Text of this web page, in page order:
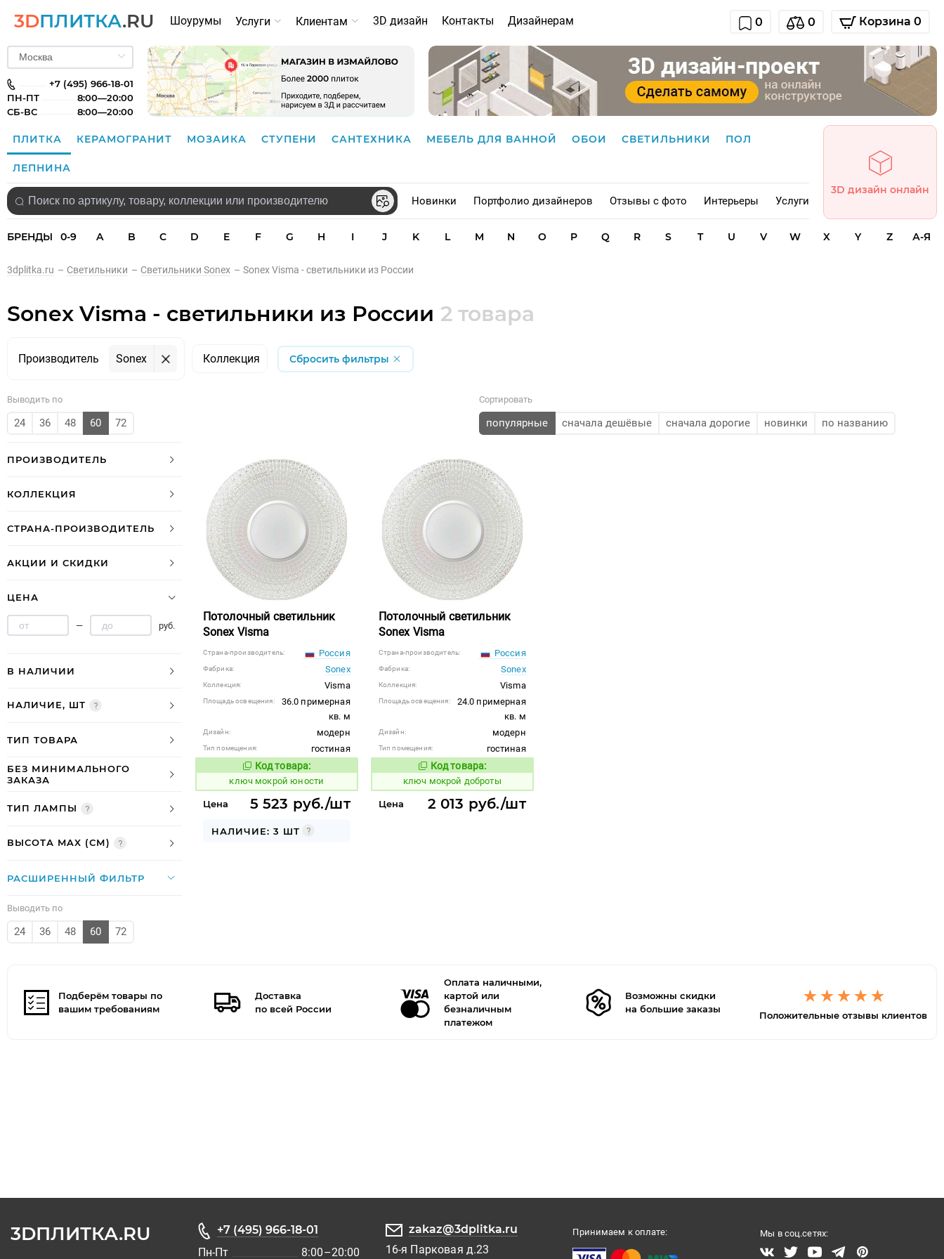
3DПЛИТКА.RU Шоурумы Услуги Клиентам 3D дизайн Контакты Дизайнерам 0 0 Корзина 0
+7 (495) 966-18-01
ПН-ПТ
8:00—20:00
СБ-ВС
8:00—20:00
ПЛИТКА КЕРАМОГРАНИТ МОЗАИКА СТУПЕНИ САНТЕХНИКА МЕБЕЛЬ ДЛЯ ВАННОЙ ОБОИ СВЕТИЛЬНИКИ ПОЛ
ЛЕПНИНА
Новинки Портфолио дизайнеров Отзывы с фото Интерьеры Услуги
3D дизайн онлайн
БРЕНДЫ 0-9 A B C D E F G H I J K L M N O P Q R S T U V W X Y Z А-Я
3dplitka.ru – Светильники – Светильники Sonex – Sonex Visma - светильники из России
Sonex Visma - светильники из России 2 товара
Производитель Sonex Коллекция Сбросить фильтры
Выводить по
24 36 48 60 72
Сортировать
популярные сначала дешёвые сначала дорогие новинки по названию
ПРОИЗВОДИТЕЛЬ
КОЛЛЕКЦИЯ
СТРАНА-ПРОИЗВОДИТЕЛЬ
АКЦИИ И СКИДКИ
ЦЕНА
— руб.
В НАЛИЧИИ
НАЛИЧИЕ, ШТ
ТИП ТОВАРА
БЕЗ МИНИМАЛЬНОГО
ЗАКАЗА
ТИП ЛАМПЫ
ВЫСОТА MAX (СМ)
РАСШИРЕННЫЙ ФИЛЬТР
Потолочный светильник
Sonex Visma
Страна-производитель: Россия
Фабрика: Sonex
Коллекция: Visma
Площадь освещения:
36.0 примерная
кв. м
Дизайн: модерн
Тип помещения:
гостиная
Код товара:
679248Код товара:
ключ мокрой юности
Цена 5 523 руб./шт
НАЛИЧИЕ: 3 ШТ
Потолочный светильник
Sonex Visma
Страна-производитель: Россия
Фабрика: Sonex
Коллекция: Visma
Площадь освещения:
24.0 примерная
кв. м
Дизайн: модерн
Тип помещения:
гостиная
Код товара:
679247 Код товара:
ключ мокрой доброты
Цена 2 013 руб./шт
Выводить по
24 36 48 60 72
Подберём товары по
вашим требованиям
Доставка
по всей России
Оплата наличными,
картой или
безналичным
платежом
Возможны скидки
на большие заказы
Положительные отзывы клиентов
3DПЛИТКА.RU
+7 (495) 966-18-01
Пн-Пт
8:00–20:00
zakaz@3dplitka.ru
16-я Парковая д.23
Принимаем к оплате: Мы в соц.сетях: